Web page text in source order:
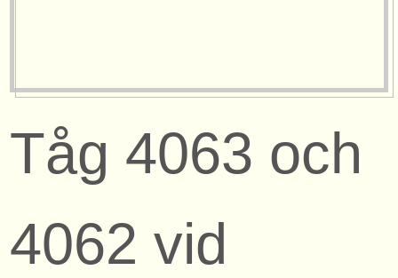
Tåg 4063 och
4062 vid